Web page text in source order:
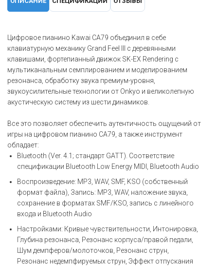
Цифровое пианино Kawai CA79 объединил в себе
клавиатурную механику Grand Feel III с деревянными
клавишами, фортепианный движок SK-EX Rendering с
мультиканальным семплированием и моделированием
резонанса, обработку звука премиум-уровня,
звукоусилительные технологии от Onkyo и великолепную
акустическую систему из шести динамиков.
Все это позволяет обеспечить аутентичность ощущений от
игры на цифровом пианино CA79, а также инструмент
обладает:
Bluetooth (Ver. 4.1; стандарт GATT). Соответствие
спецификации Bluetooth Low Energy MIDI, Bluetooth Audio
Воспроизведение: MP3, WAV, SMF, KSO (собственный
формат файла), Запись: MP3, WAV, наложение звука,
сохранение в форматах SMF/KSO, запись с линейного
входа и Bluetooth Audio
Настройками: Кривые чувствительности, Интонировка,
Глубина резонанса, Резонанс корпуса/правой педали,
Шум демпферов/молоточков, Резонанс струн,
Резонанс недемпфируемых струн, Эффект отпускания